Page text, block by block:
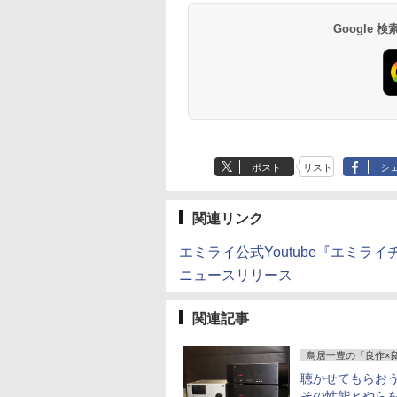
Google 検
ポスト リスト シ
関連リンク
エミライ公式Youtube『エミライ
ニュースリリース
関連記事
鳥居一豊の「良作×
聴かせてもらお